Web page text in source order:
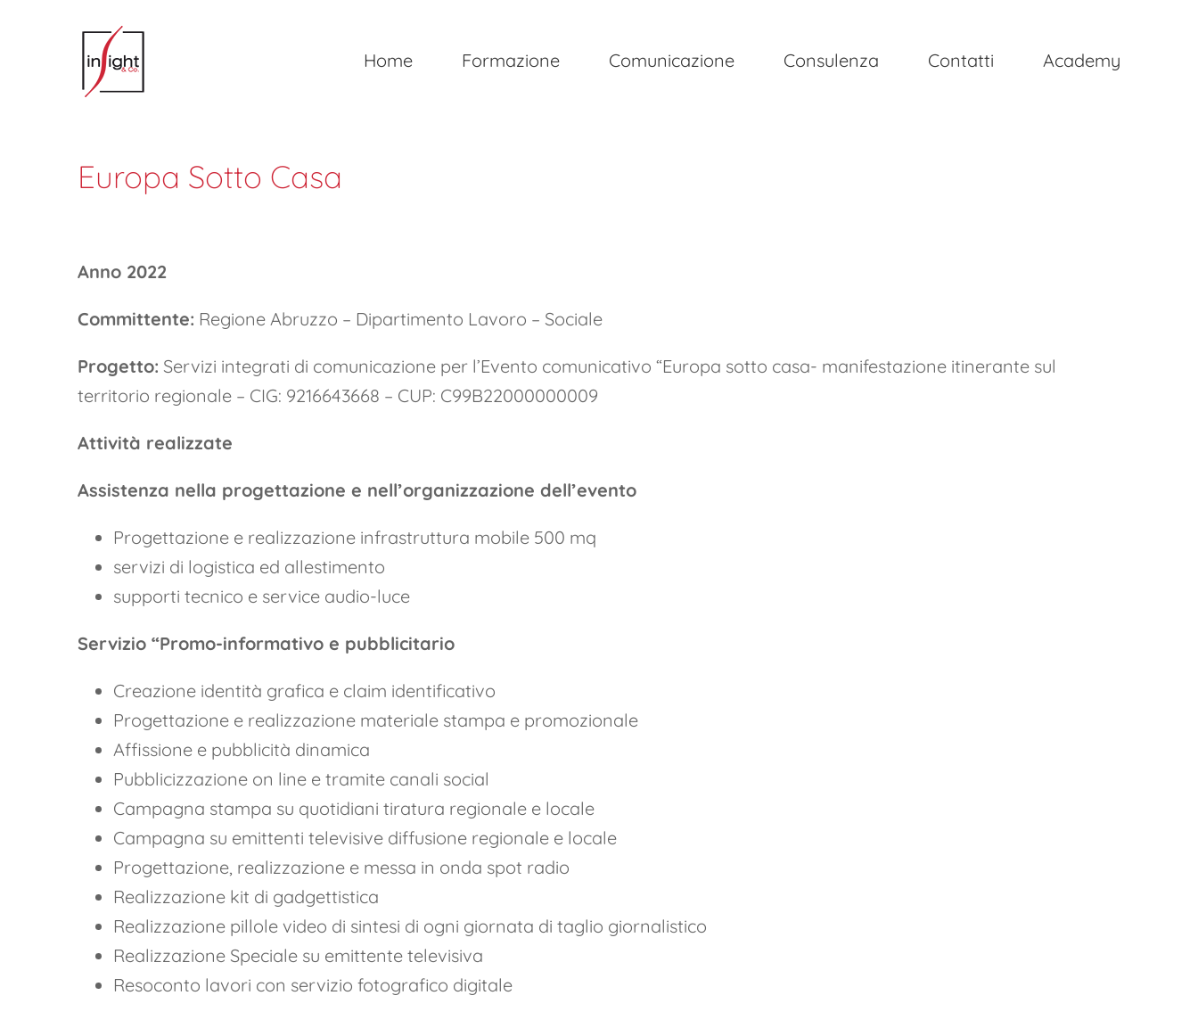
Home Formazione Comunicazione Consulenza Contatti Academy
Europa Sotto Casa
Anno 2022
Committente: Regione Abruzzo – Dipartimento Lavoro – Sociale
Progetto: Servizi integrati di comunicazione per l’Evento comunicativo “Europa sotto casa- manifestazione itinerante sul
territorio regionale – CIG: 9216643668 – CUP: C99B22000000009
Attività realizzate
Assistenza nella progettazione e nell’organizzazione dell’evento
Progettazione e realizzazione infrastruttura mobile 500 mq
servizi di logistica ed allestimento
supporti tecnico e service audio-luce
Servizio “Promo-informativo e pubblicitario
Creazione identità grafica e claim identificativo
Progettazione e realizzazione materiale stampa e promozionale
Affissione e pubblicità dinamica
Pubblicizzazione on line e tramite canali social
Campagna stampa su quotidiani tiratura regionale e locale
Campagna su emittenti televisive diffusione regionale e locale
Progettazione, realizzazione e messa in onda spot radio
Realizzazione kit di gadgettistica
Realizzazione pillole video di sintesi di ogni giornata di taglio giornalistico
Realizzazione Speciale su emittente televisiva
Resoconto lavori con servizio fotografico digitale